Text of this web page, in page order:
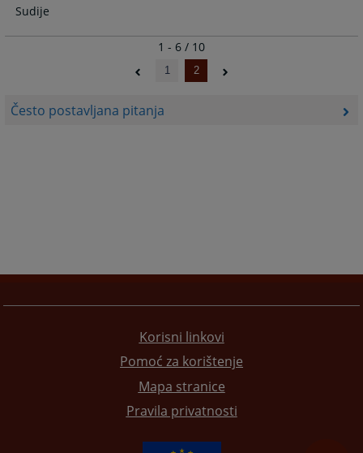
Često postavljana pitanja
Sudije
1 - 6 / 10
1 2
Korisni linkovi
Pomoć za korištenje
Mapa stranice
Pravila privatnosti